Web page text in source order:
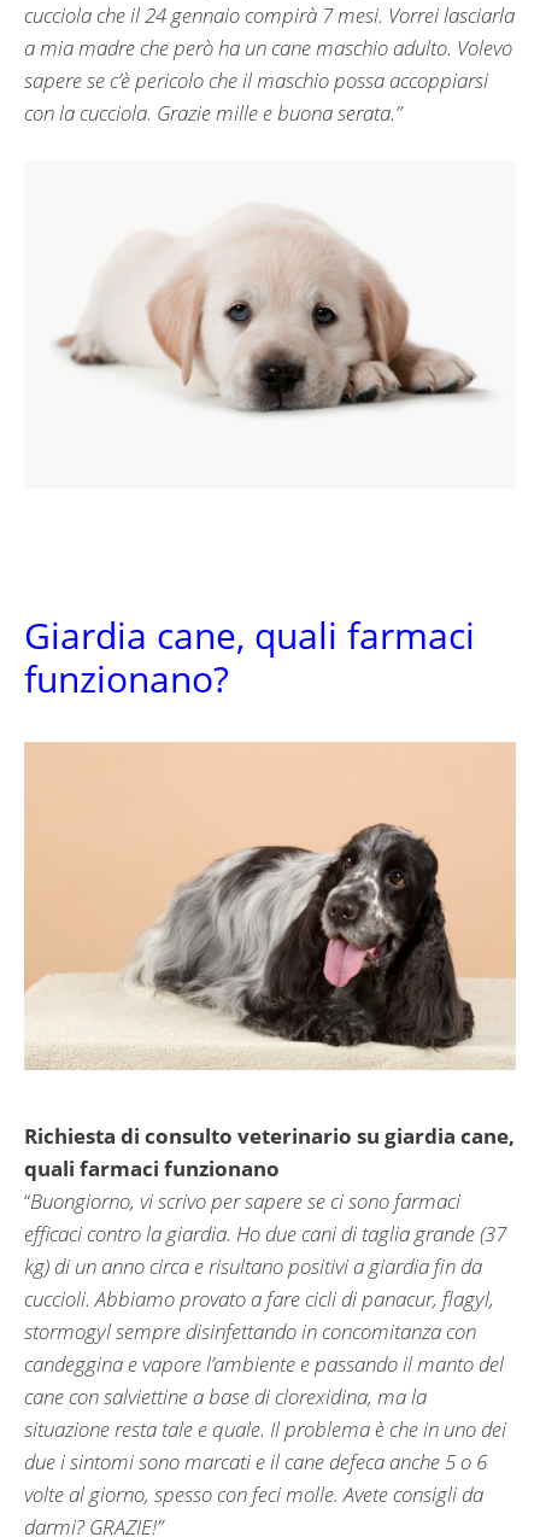
cucciola che il 24 gennaio compirà 7 mesi. Vorrei lasciarla
a mia madre che però ha un cane maschio adulto. Volevo
sapere se c’è pericolo che il maschio possa accoppiarsi
con la cucciola. Grazie mille e buona serata.”
Giardia cane, quali farmaci
funzionano?
Richiesta di consulto veterinario su giardia cane,
quali farmaci funzionano
“Buongiorno, vi scrivo per sapere se ci sono farmaci
efficaci contro la giardia. Ho due cani di taglia grande (37
kg) di un anno circa e risultano positivi a giardia fin da
cuccioli. Abbiamo provato a fare cicli di panacur, flagyl,
stormogyl sempre disinfettando in concomitanza con
candeggina e vapore l’ambiente e passando il manto del
cane con salviettine a base di clorexidina, ma la
situazione resta tale e quale. Il problema è che in uno dei
due i sintomi sono marcati e il cane defeca anche 5 o 6
volte al giorno, spesso con feci molle. Avete consigli da
darmi? GRAZIE!”